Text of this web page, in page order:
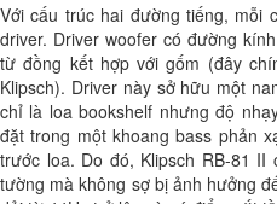
Với cấu trúc hai đường tiếng, mỗi
driver. Driver woofer có đường
từ đồng kết hợp với gốm (đây
Klipsch). Driver này sở hữu một
chỉ là loa bookshelf nhưng độ
đặt trong một khoang bass phản
trước loa. Do đó, Klipsch RB-81
tường mà không sợ bị ảnh hưởng